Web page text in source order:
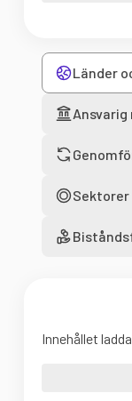
Länder
Sektorer
Innehållet